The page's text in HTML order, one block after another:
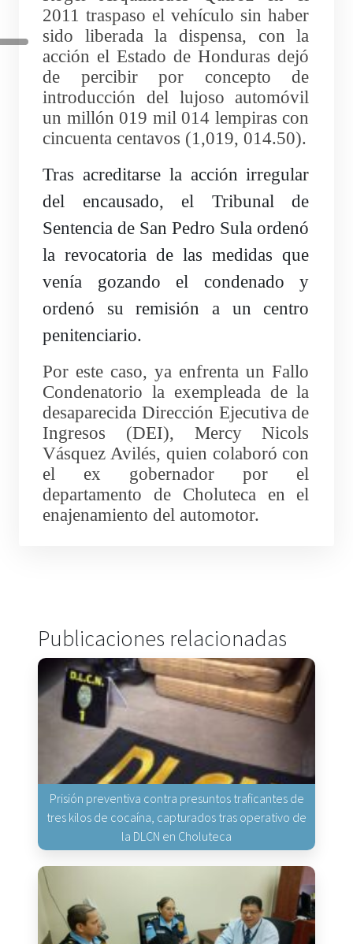
2011 traspaso el vehículo sin haber
sido liberada la dispensa, con la
acción el Estado de Honduras dejó
de percibir por concepto de
introducción del lujoso automóvil
un millón 019 mil 014 lempiras con
cincuenta centavos (1,019, 014.50).
Tras acreditarse la acción irregular
del encausado, el Tribunal de
Sentencia de San Pedro Sula ordenó
la revocatoria de las medidas que
venía gozando el condenado y
ordenó su remisión a un centro
penitenciario.
Por este caso, ya enfrenta un Fallo
Condenatorio la exempleada de la
desaparecida Dirección Ejecutiva de
Ingresos (DEI), Mercy Nicols
Vásquez Avilés, quien colaboró con
el ex gobernador por el
departamento de Choluteca en el
enajenamiento del automotor.
Publicaciones relacionadas
Prisión preventiva contra presuntos traficantes de
tres kilos de cocaína, capturados tras operativo de
la DLCN en Choluteca